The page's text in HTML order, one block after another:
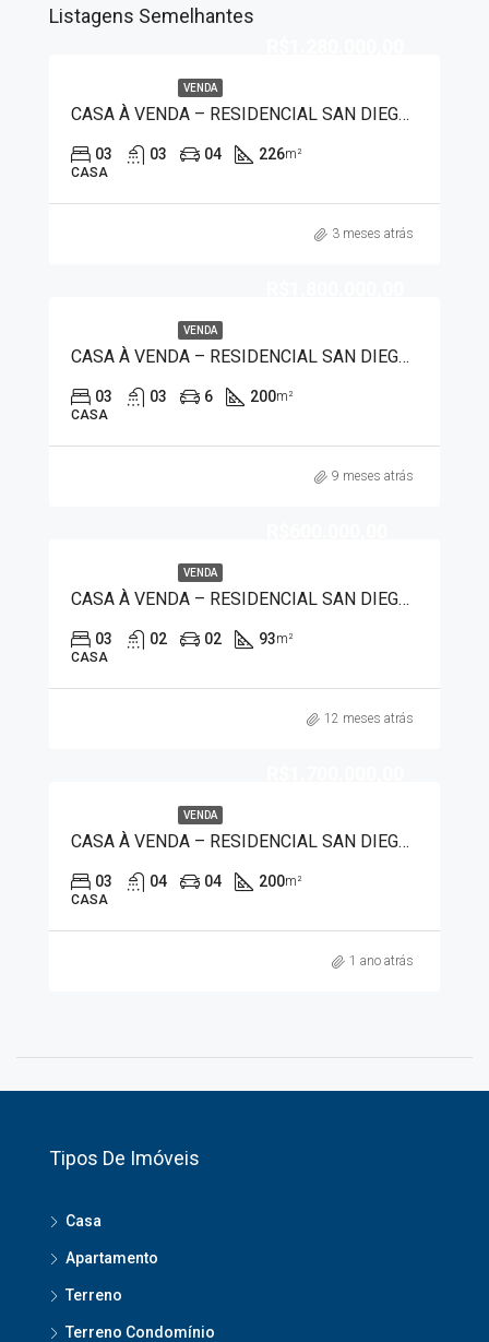
Listagens Semelhantes
VENDA
CASA À VENDA – RESIDENCIAL SAN DIEGO 7482
03 03 04 226m²
CASA
3 meses atrás
VENDA
CASA À VENDA – RESIDENCIAL SAN DIEGO 7471
03 03 6 200m²
CASA
9 meses atrás
VENDA
CASA À VENDA – RESIDENCIAL SAN DIEGO 2853
03 02 02 93m²
CASA
12 meses atrás
VENDA
CASA À VENDA – RESIDENCIAL SAN DIEGO 7437
03 04 04 200m²
CASA
1 ano atrás
Tipos De Imóveis
Casa
Apartamento
Terreno
Terreno Condomínio